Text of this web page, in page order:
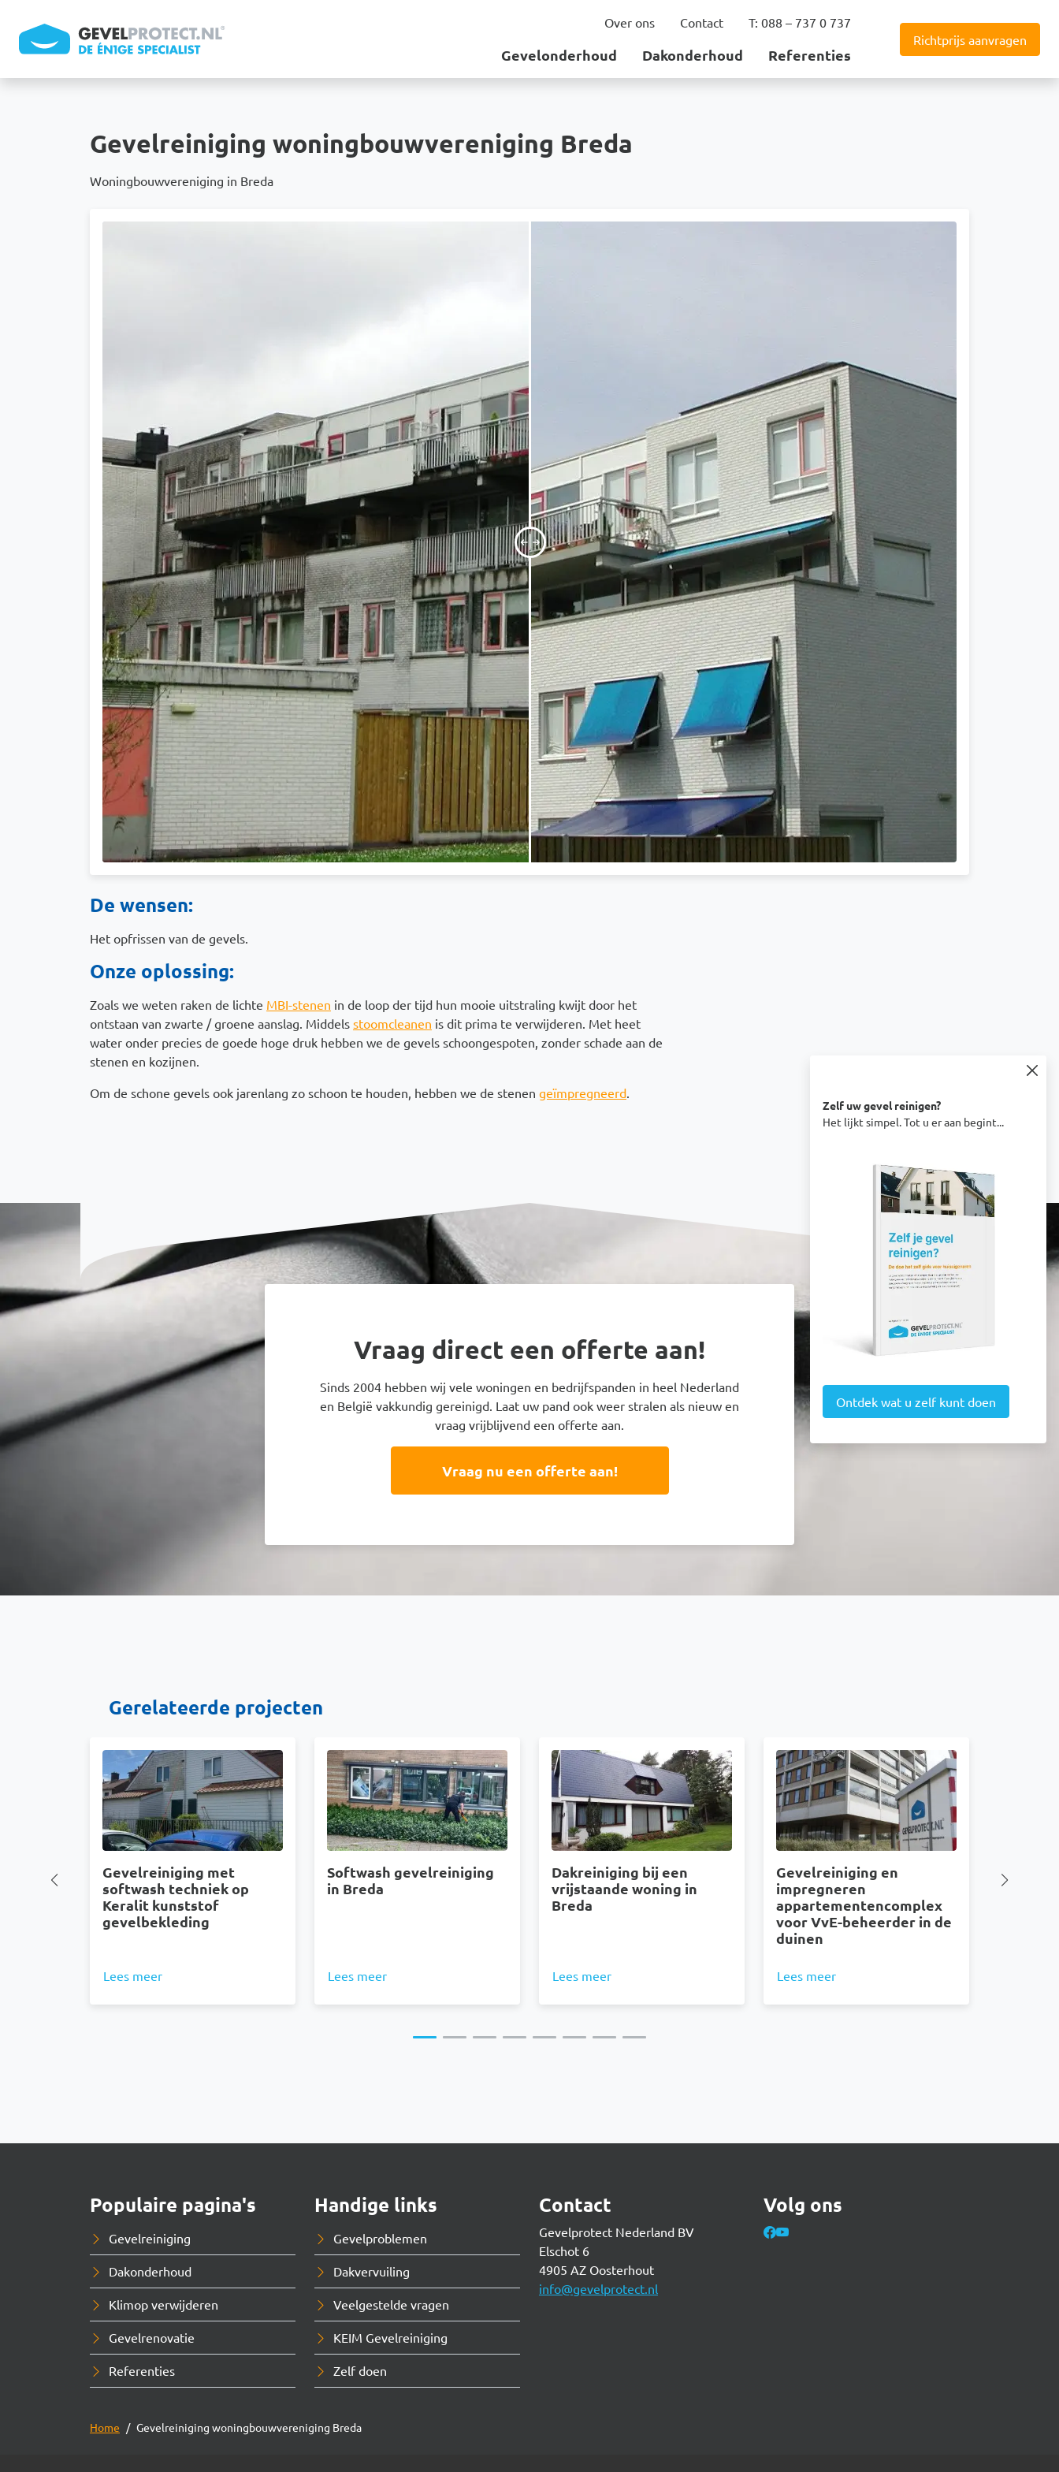
Gevelonderhoud Dakonderhoud Referenties
Over ons Contact
T: 088 – 737 0 737
Richtprijs aanvragen
Zelf uw gevel reinigen?
Het lijkt simpel. Tot u er aan begint...
Ontdek wat u zelf kunt doen
Gevelreiniging woningbouwvereniging Breda
Woningbouwvereniging in Breda
De wensen:
Het opfrissen van de gevels.
Onze oplossing:
Zoals we weten raken de lichte MBI-stenen in de loop der tijd hun mooie uitstraling kwijt door het
ontstaan van zwarte / groene aanslag. Middels stoomcleanen is dit prima te verwijderen. Met heet
water onder precies de goede hoge druk hebben we de gevels schoongespoten, zonder schade aan de
stenen en kozijnen.
Om de schone gevels ook jarenlang zo schoon te houden, hebben we de stenen geïmpregneerd.
Vraag direct een offerte aan!
Sinds 2004 hebben wij vele woningen en bedrijfspanden in heel Nederland
en België vakkundig gereinigd. Laat uw pand ook weer stralen als nieuw en
vraag vrijblijvend een offerte aan.
Vraag nu een offerte aan!
Gerelateerde projecten
Afbeelding
Gevelreiniging met
softwash techniek op
Keralit kunststof
gevelbekleding
Lees meer
Afbeelding
Softwash gevelreiniging
in Breda
Lees meer
Afbeelding
Dakreiniging bij een
vrijstaande woning in
Breda
Lees meer
Afbeelding
Gevelreiniging en
impregneren
appartementencomplex
voor VvE-beheerder in de
duinen
Lees meer
Populaire pagina's
Gevelreiniging
Dakonderhoud
Klimop verwijderen
Gevelrenovatie
Referenties
Handige links
Gevelproblemen
Dakvervuiling
Veelgestelde vragen
KEIM Gevelreiniging
Zelf doen
Contact
Gevelprotect Nederland BV
Elschot 6
4905 AZ Oosterhout
info@gevelprotect.nl
Volg ons
Home Gevelreiniging woningbouwvereniging Breda